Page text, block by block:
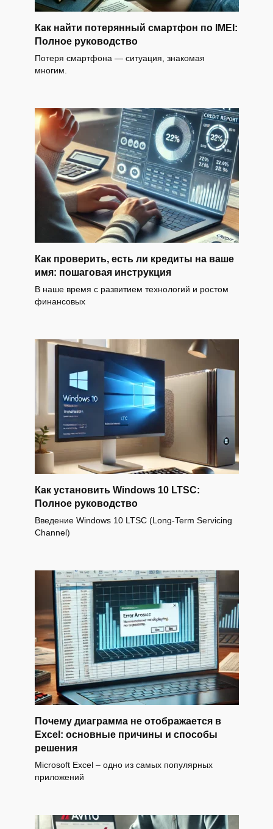
Как найти потерянный смартфон по IMEI:
Полное руководство
Потеря смартфона — ситуация, знакомая
многим.
Как проверить, есть ли кредиты на ваше
имя: пошаговая инструкция
В наше время с развитием технологий и ростом
финансовых
Как установить Windows 10 LTSC:
Полное руководство
Введение Windows 10 LTSC (Long-Term Servicing
Channel)
Почему диаграмма не отображается в
Excel: основные причины и способы
решения
Microsoft Excel – одно из самых популярных
приложений